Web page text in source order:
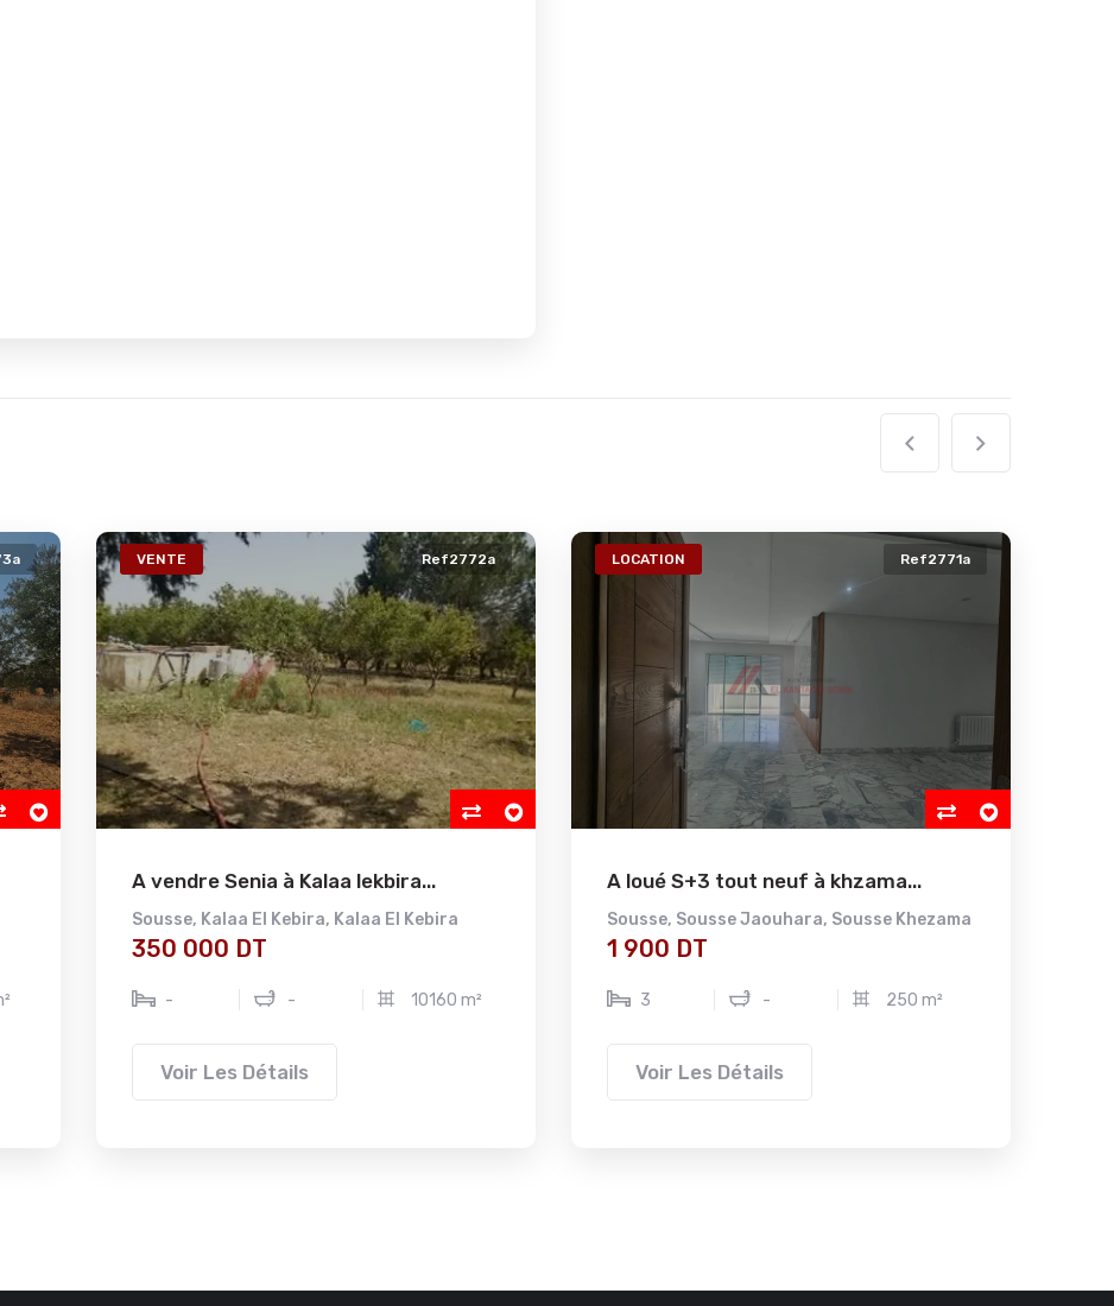
VENTE Ref2772a
A vendre Senia à Kalaa lekbira...
Sousse, Kalaa El Kebira, Kalaa El Kebira
350 000 DT
- - 10160 m²
Voir Les Détails
LOCATION Ref2771a
A loué S+3 tout neuf à khzama...
Sousse, Sousse Jaouhara, Sousse Khezama
1 900 DT
3 - 250 m²
Voir Les Détails